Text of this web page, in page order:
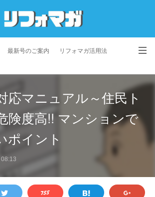
最新号のご案内 リフォマガ活用法
プライバシーポリシー 利用規約 会社概要
応マニュアル～住民ト
険度高!! マンションで
ポイント